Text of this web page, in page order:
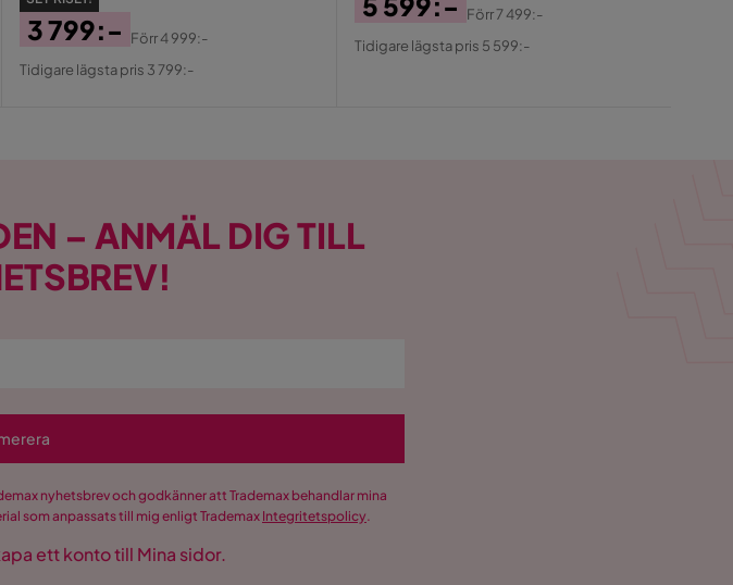
Pris
3 799:-
Original
Förr4 999:-
Tidigare lägsta pris 3 799:-
Pris
Original
Förr7 499:-
Tidigare lägsta pris 5 599:-
– ANMÄL DIG TILL
nyhetsbrev och godkänner att Trademax behandlar mina
som anpassats till mig enligt TrademaxIntegritetspolicy.
ett konto till Mina sidor.